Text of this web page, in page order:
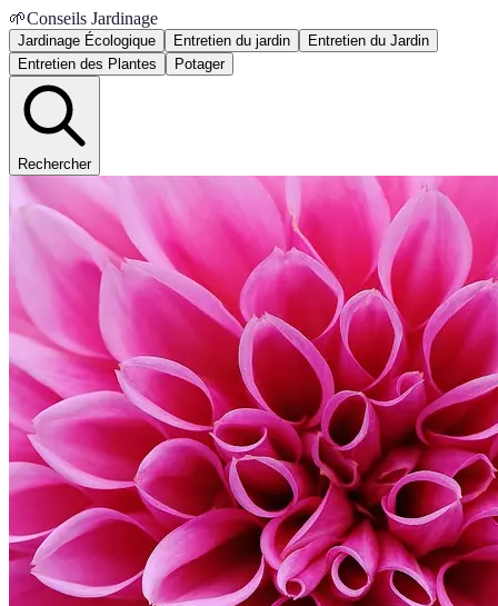
🌱Conseils Jardinage
Jardinage Écologique Entretien du jardin
Entretien du Jardin
Entretien des Plantes
Potager
Rechercher